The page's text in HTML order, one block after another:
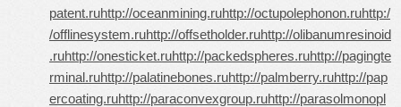
patent.ruhttp://oceanmining.ruhttp://octupolephonon.ruhttp:/
/offlinesystem.ruhttp://offsetholder.ruhttp://olibanumresinoid
.ruhttp://onesticket.ruhttp://packedspheres.ruhttp://pagingte
rminal.ruhttp://palatinebones.ruhttp://palmberry.ruhttp://pap
ercoating.ruhttp://paraconvexgroup.ruhttp://parasolmonopl